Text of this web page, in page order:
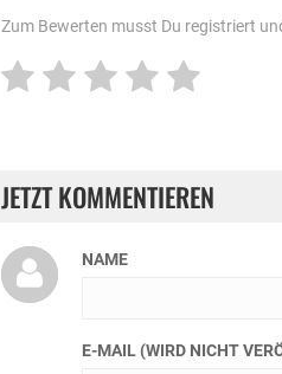
Zum Bewerten musst Du registriert
JETZT KOMMENTIEREN
NAME
E-MAIL (WIRD NICHT